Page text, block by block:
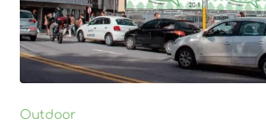
Outdoor